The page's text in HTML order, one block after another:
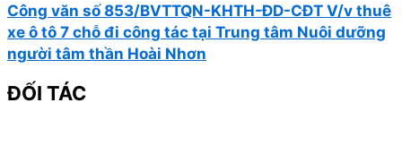
Công văn số 853/BVTTQN-KHTH-ĐD-CĐT V/v thuê
xe ô tô 7 chỗ đi công tác tại Trung tâm Nuôi dưỡng
người tâm thần Hoài Nhơn
ĐỐI TÁC